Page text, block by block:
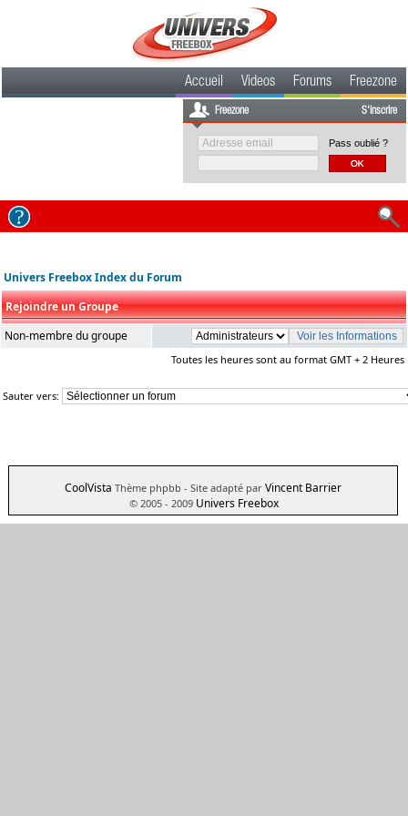
Accueil Videos Forums Freezone
Freezone S'inscrire
Pass oublié ?
Univers Freebox Index du Forum
Rejoindre un Groupe
Non-membre du groupe
Toutes les heures sont au format GMT + 2 Heures
Sauter vers:
CoolVista Thème phpbb - Site adapté par Vincent Barrier
© 2005 - 2009 Univers Freebox